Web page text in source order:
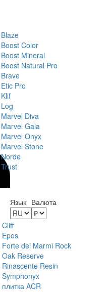
Blaze
Boost Color
Boost Mineral
Boost Natural Pro
Brave
Etic Pro
Klif
Log
Marvel Diva
Marvel Gala
Marvel Onyx
Marvel Stone
Norde
Trust
Cliff
Epos
Forte dei Marmi Rock
Oak Reserve
Rinascente Resin
Symphonyx
плитка ACR
Язык Валюта